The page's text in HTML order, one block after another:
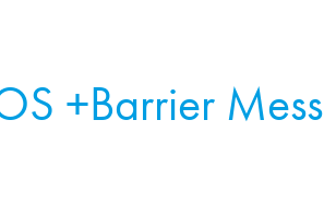
+Barrier